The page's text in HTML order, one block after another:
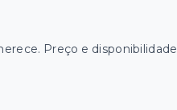
Preço e disponibilidade